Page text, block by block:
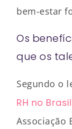
bem-estar
Os
que os
Segundo o
RH no
Associação